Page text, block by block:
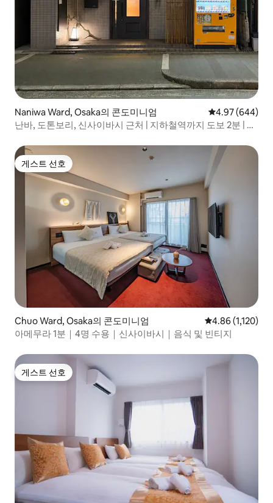
Naniwa Ward, Osaka의 콘도미니엄 평점 4.97점(5
4.97 (644)
난바, 도톤보리, 신사이바시 근처 | 지하철역까지 도보 2분 | 4
항...
게스트 선호
게스트 선호
Chuo Ward, Osaka의 콘도미니엄 평점 4.86점(5점
4.86 (1,120)
아메무라 1분｜4명 수용｜신사이바시｜음식 및 빈티지
게스트 선호
게스트 선호